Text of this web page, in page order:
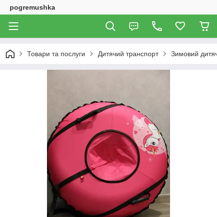
pogremushka
Товари та послуги Дитячий транспорт Зимовий